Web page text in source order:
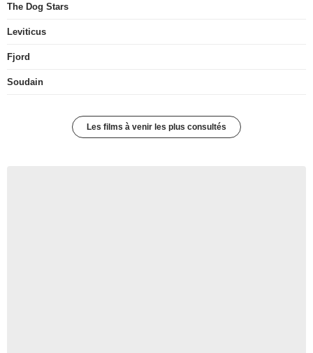
The Dog Stars
Leviticus
Fjord
Soudain
Les films à venir les plus consultés